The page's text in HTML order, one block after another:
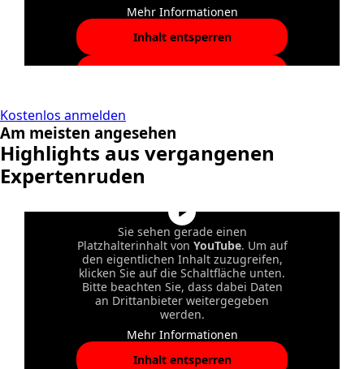
Mehr Informationen
Inhalt entsperren
Kostenlos anmelden
Am meisten angesehen
Highlights aus vergangenen
Expertenruden
Sie sehen gerade einen
Platzhalterinhalt von YouTube. Um auf
den eigentlichen Inhalt zuzugreifen,
klicken Sie auf die Schaltfläche unten.
Bitte beachten Sie, dass dabei Daten
an Drittanbieter weitergegeben
werden.
Mehr Informationen
Inhalt entsperren